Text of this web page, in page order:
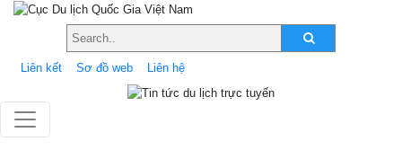
Liên kết Sơ đồ web Liên hệ